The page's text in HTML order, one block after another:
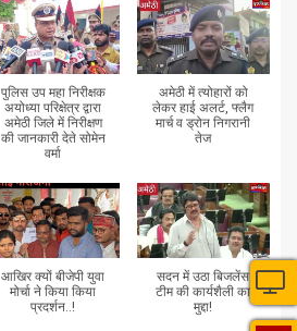
पुलिस उप महा निरीक्षक
अयोध्या परिक्षेत्र द्वारा
अमेठी जिले में निरीक्षण
की जानकारी देते सोमेन
वर्मा
अमेठी में त्योहारों को
लेकर हाई अलर्ट, फ्लैग
मार्च व ड्रोन निगरानी
तेज
आखिर क्यों बीजेपी युवा
मोर्चा ने किया किया
प्रदर्शन..!
सदन में उठा बिजलेंस
टीम की कार्यशैली का
मुद्दा!